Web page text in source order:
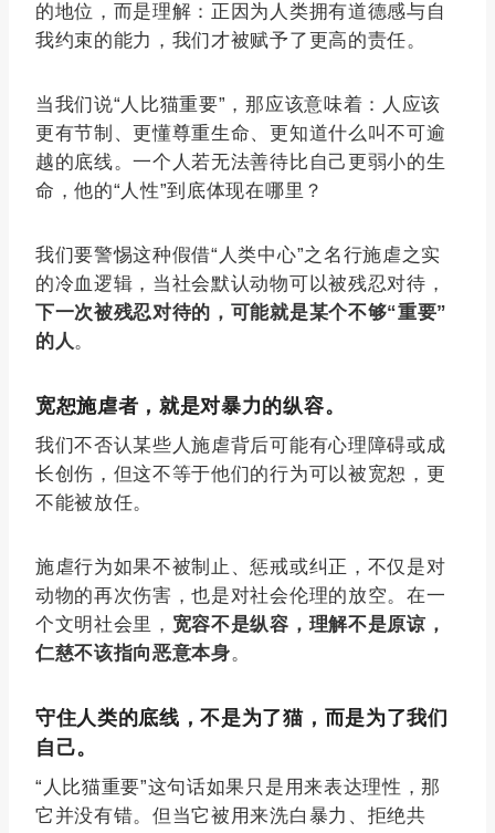
的地位，而是理解：正因为人类拥有道德感与自
我约束的能力，我们才被赋予了更高的责任。
当我们说“人比猫重要”，那应该意味着：人应该
更有节制、更懂尊重生命、更知道什么叫不可逾
越的底线。一个人若无法善待比自己更弱小的生
命，他的“人性”到底体现在哪里？
我们要警惕这种假借“人类中心”之名行施虐之实
的冷血逻辑，当社会默认动物可以被残忍对待，
下一次被残忍对待的，可能就是某个不够“重要”
的人。
宽恕施虐者，就是对暴力的纵容。
我们不否认某些人施虐背后可能有心理障碍或成
长创伤，但这不等于他们的行为可以被宽恕，更
不能被放任。
施虐行为如果不被制止、惩戒或纠正，不仅是对
动物的再次伤害，也是对社会伦理的放空。在一
个文明社会里， 宽容不是纵容，理解不是原谅，
仁慈不该指向恶意本身。
守住人类的底线，不是为了猫，而是为了我们
自己。
“人比猫重要”这句话如果只是用来表达理性，那
它并没有错。但当它被用来洗白暴力、拒绝共